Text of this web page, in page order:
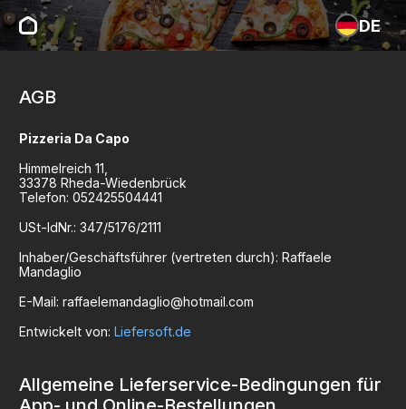
DE
AGB
Pizzeria Da Capo
Himmelreich 11
33378 Rheda-Wiedenbrück
Telefon: 052425504441
USt-IdNr.: 347/5176/2111
Inhaber/Geschäftsführer (vertreten durch): Raffaele
Mandaglio
E-Mail: raffaelemandaglio@hotmail.com
Entwickelt von: Liefersoft.de
Allgemeine Lieferservice-Bedingungen für